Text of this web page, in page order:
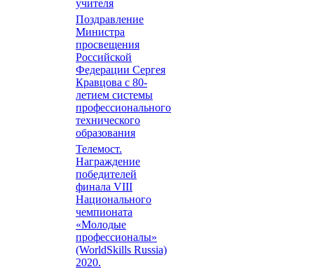
учителя
Поздравление
Министра
просвещения
Российской
Федерации Сергея
Кравцова с 80-
летием системы
профессионального
технического
образования
Телемост.
Награждение
победителей
финала VIII
Национального
чемпионата
«Молодые
профессионалы»
(WorldSkills Russia)
2020.